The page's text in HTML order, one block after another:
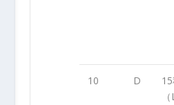
10 D